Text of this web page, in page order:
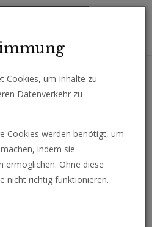
Kommentare und Nachrichten
Cookies, um Inhalte zu
Datenverkehr zu
Cookies werden benötigt, um
indem sie
ermöglichen. Ohne diese
nicht richtig funktionieren.